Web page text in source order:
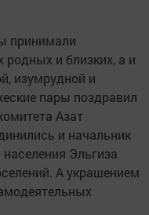
принимали
родных и близких, а и
изумрудной и
пары поздравил
Азат
и начальник
Эльгиза
А украшением